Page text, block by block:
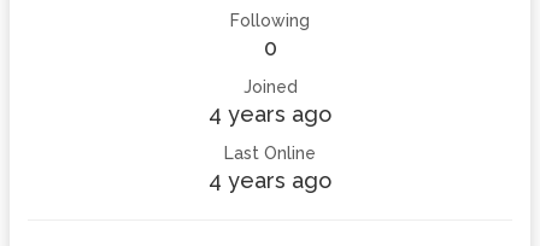
Following
0
Joined
4 years ago
Last Online
4 years ago